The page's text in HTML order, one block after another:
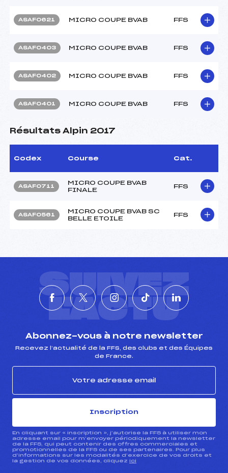
ASAF0621 MICRO COUPE BVAB FFS
ASAF0403 MICRO COUPE BVAB FFS
ASAF0402 MICRO COUPE BVAB FFS
ASAF0401 MICRO COUPE BVAB FFS
Résultats Alpin 2017
Codex Course Cat.
ASAF0711
MICRO COUPE BVAB
FINALE
FFS
ASAF0561
MICRO COUPE BVAB SC
BELLE ETOILE
FFS
SUIVEZ
L'ACTU
Abonnez-vous à notre newsletter
Recevez l’actualité de la FFS, des clubs et des Équipes
de France.
Inscription
En cliquant sur « inscription », j’autorise la FFS à utiliser mon
adresse email pour m’envoyer périodiquement la newsletter
de la FFS, qui peut contenir des offres commerciales et
promotionnelles de la FFS ou de ses partenaires. Pour plus
d’informations sur les modalités d’exercice de vos droits et
la gestion de vos données, cliquez ici